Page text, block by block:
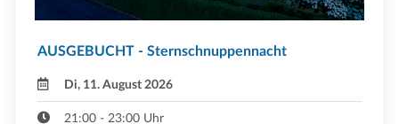
AUSGEBUCHT - Sternschnuppennacht
Di, 11. August 2026
21:00 - 23:00 Uhr